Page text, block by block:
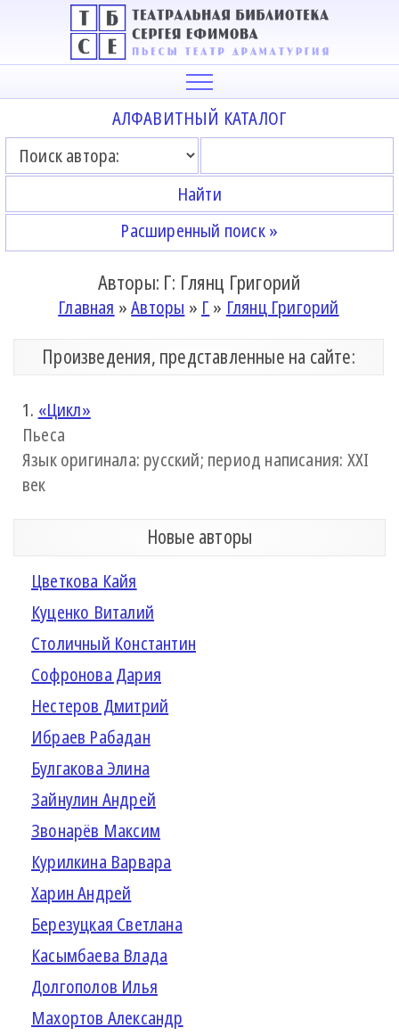
АЛФАВИТНЫЙ КАТАЛОГ
Расширенный поиск »
Авторы: Г: Глянц Григорий
Главная »Авторы » Г » Глянц Григорий
Произведения, представленные на сайте:
1. «Цикл»
Пьеса
Язык оригинала: русский; период написания: XXI
век
Новые авторы
Цветкова Кайя
Куценко Виталий
Столичный Константин
Софронова Дария
Нестеров Дмитрий
Ибраев Рабадан
Булгакова Элина
Зайнулин Андрей
Звонарёв Максим
Курилкина Варвара
Харин Андрей
Березуцкая Светлана
Касымбаева Влада
Долгополов Илья
Махортов Александр